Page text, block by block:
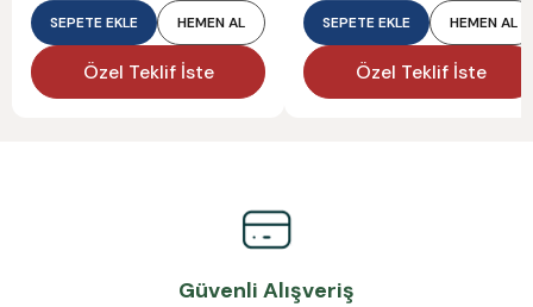
SEPETE EKLE HEMEN AL
Özel Teklif İste
SEPETE EKLE HEMEN AL
Özel Teklif İste
Güvenli Alışveriş